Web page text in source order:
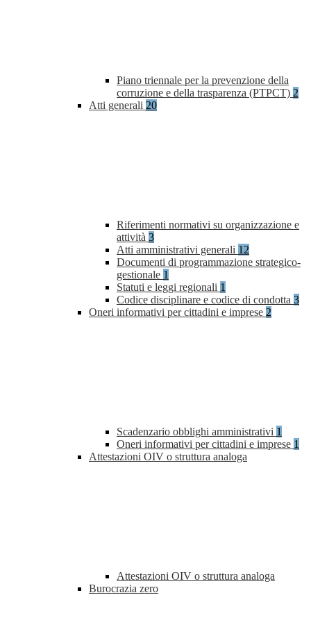
Piano triennale per la prevenzione della
corruzione e della trasparenza (PTPCT) 2
Atti generali 20
Riferimenti normativi su organizzazione e
attività 3
Atti amministrativi generali 12
Documenti di programmazione strategico-
gestionale 1
Statuti e leggi regionali 1
Codice disciplinare e codice di condotta 3
Oneri informativi per cittadini e imprese 2
Scadenzario obblighi amministrativi 1
Oneri informativi per cittadini e imprese 1
Attestazioni OIV o struttura analoga
Attestazioni OIV o struttura analoga
Burocrazia zero